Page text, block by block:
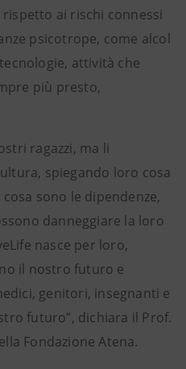
ai rischi connessi
psicotrope, come alcol
attività che
più presto,
ragazzi, ma li
spiegando loro cosa
sono le dipendenze,
danneggiare la loro
nasce per loro,
il nostro futuro e
genitori, insegnanti e
futuro”, dichiara il Prof.
Fondazione Atena.